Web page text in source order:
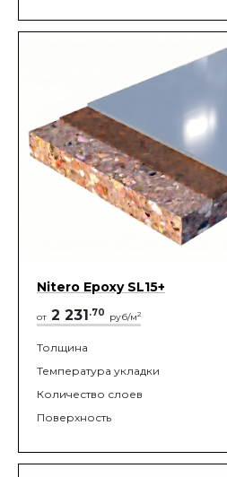
Nitero Epoxy SL15+
от 2 231.70 руб/м2
Толщина
Температура укладки
Количество слоев
Поверхность